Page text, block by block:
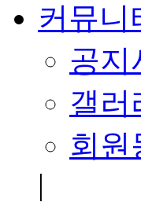
커뮤니
공지
갤러
회원
|